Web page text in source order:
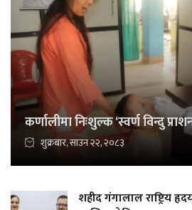
कर्णालीमा निःशुल्क ‘स्वर्ण विन्दु
शुक्रबार, साउन २२, २०८३
शहीद गंगालाल राष्ट्रिय